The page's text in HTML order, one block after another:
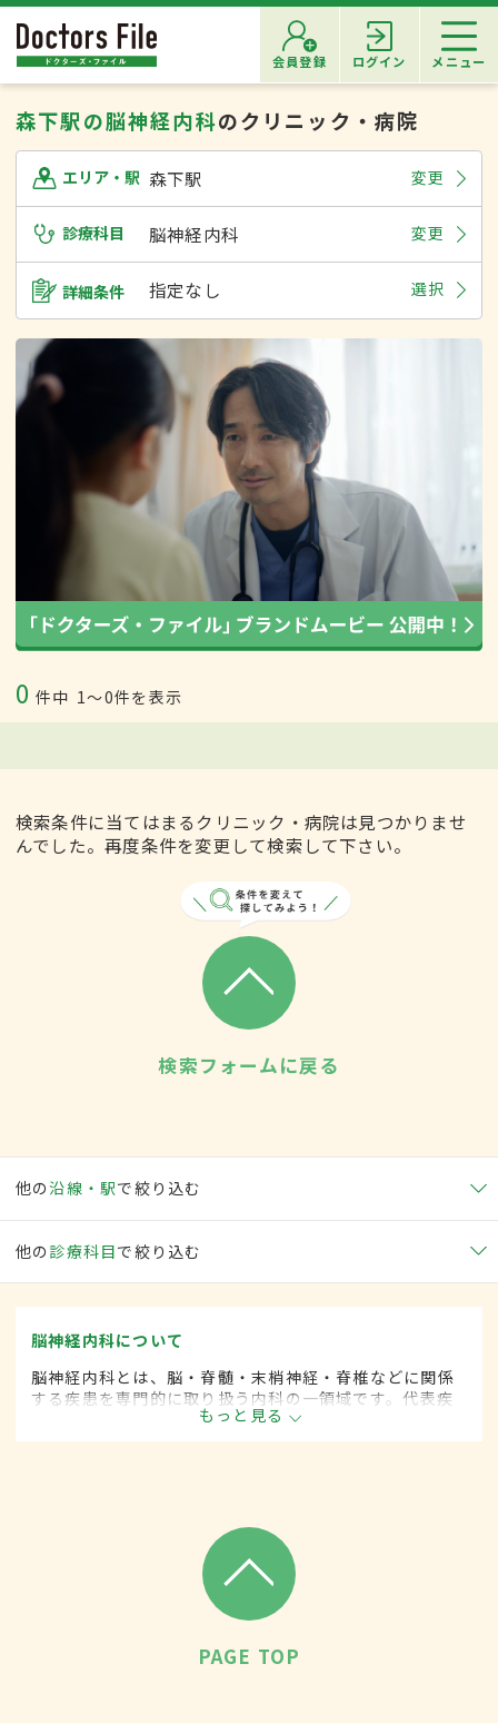
会員登録 ログイン メニュー
森下駅の脳神経内科のクリニック・病院
エリア・駅 森下駅 変更
診療科目 脳神経内科 変更
詳細条件 指定なし 選択
0 件中 1〜0件を表示
検索条件に当てはまるクリニック・病院は見つかりませ
んでした。再度条件を変更して検索して下さい。
検索フォームに戻る
他の沿線・駅で絞り込む
他の 診療科目で絞り込む
脳神経内科について
脳神経内科とは、脳・脊髄・末梢神経・脊椎などに関係
する疾患を専門的に取り扱う内科の一領域です。代表疾
患として、脳卒中や各種神経変性疾患(パーキンソン病、
筋萎縮性側索硬化など)、脊髄と末梢神経の疾患、てんか
もっと見る
PAGE TOP